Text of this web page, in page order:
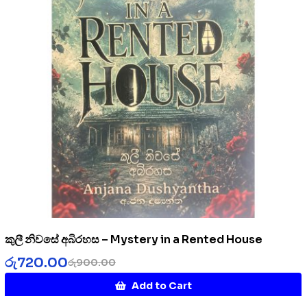
කුලී නිවසේ අබිරහස – Mystery in a Rented House
රු900.00
රු720.00
Add to Cart